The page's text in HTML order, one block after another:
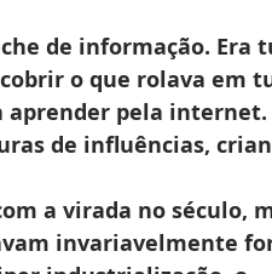
de informação. Era
o que rolava em
aprender pela internet.
de influências,
a virada no século,
invariavelmente